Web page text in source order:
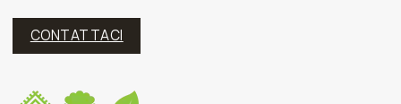
CONTATTACI